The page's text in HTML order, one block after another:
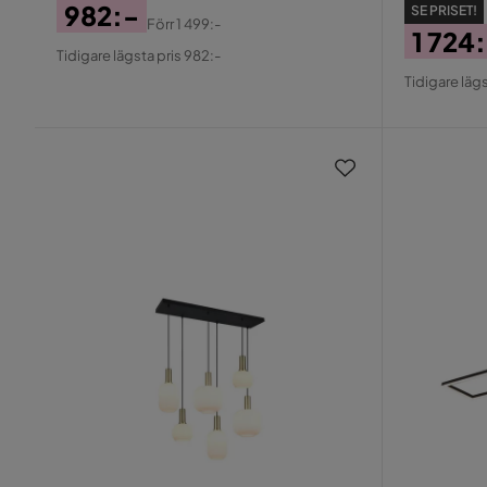
Pris
982:-
Original
Förr1 499:-
Tidigare lägsta pris 982:-
SE PRISET!
Pris
1
Tidigare